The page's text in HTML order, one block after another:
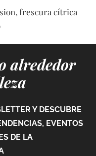
frescura cítrica
alrededor
Y DESCUBRE
EVENTOS
DE LA